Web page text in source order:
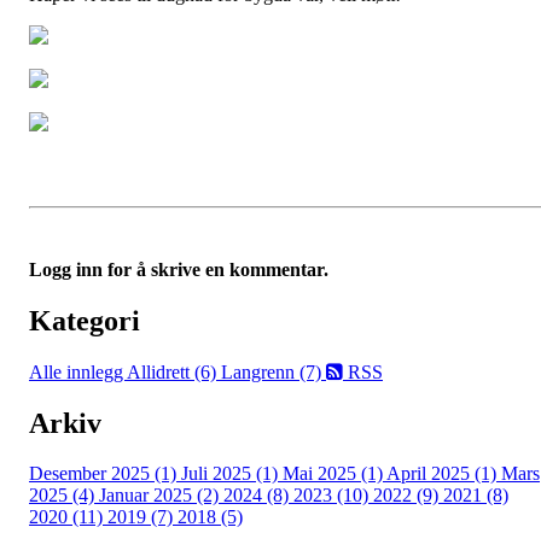
Logg inn for å skrive en kommentar.
Kategori
Alle innlegg Allidrett (6) Langrenn (7) RSS
Arkiv
Desember 2025 (1) Juli 2025 (1) Mai 2025 (1)April 2025 (1) Mars
2025 (4) Januar 2025 (2) 2024 (8) 2023 (10) 2022 (9) 2021 (8)
2020 (11) 2019 (7) 2018 (5)